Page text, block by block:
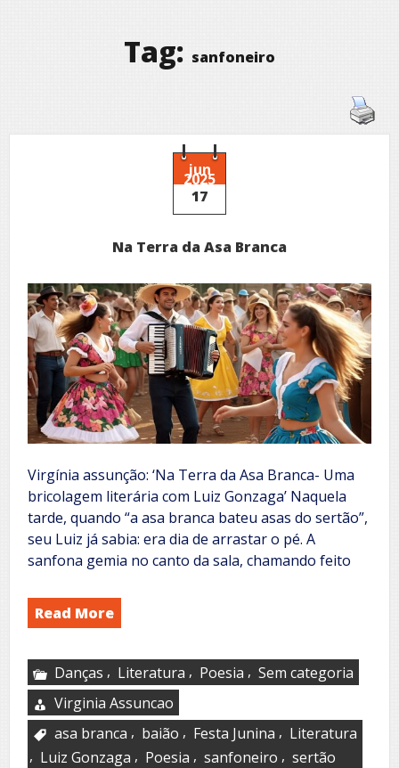
Tag: sanfoneiro
jun
2025
17
Na Terra da Asa Branca
Virgínia assunção: ‘Na Terra da Asa Branca- Uma
bricolagem literária com Luiz Gonzaga’ Naquela
tarde, quando “a asa branca bateu asas do sertão”,
seu Luiz já sabia: era dia de arrastar o pé. A
sanfona gemia no canto da sala, chamando feito
Read More
Danças , Literatura , Poesia , Sem categoria
Virginia Assuncao
asa branca , baião , Festa Junina , Literatura
, Luiz Gonzaga , Poesia , sanfoneiro , sertão